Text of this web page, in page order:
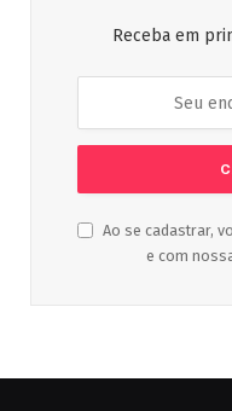
Receba em
Ao se cadastrar,
e com